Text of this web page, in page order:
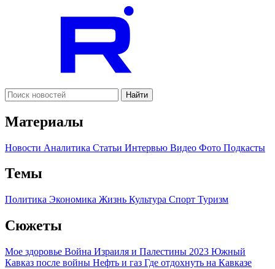
Найти
Материалы
Новости Аналитика Статьи Интервью Видео Фото Подкасты
Темы
Политика Экономика Жизнь Культура Спорт Туризм
Сюжеты
Мое здоровье Война Израиля и Палестины 2023 Южный
Кавказ после войны Нефть и газ Где отдохнуть на Кавказе